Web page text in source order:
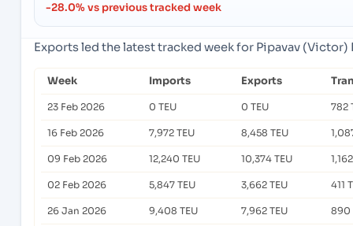
-28.0% vs previous tracked week
Exports led the latest tracked week for Pipavav (Victor)
Week Imports Exports
23 Feb 2026 0 TEU 0 TEU 782
16 Feb 2026 7,972 TEU 8,458 TEU
09 Feb 2026 12,240 TEU 10,374 TEU
02 Feb 2026 5,847 TEU 3,662 TEU 411
26 Jan 2026 9,408 TEU 7,962 TEU 890